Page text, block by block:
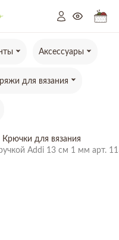
Аксессуары
для вязания
Крючки для вязания
Addi 13 см 1 мм арт.